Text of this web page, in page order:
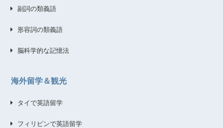
副詞の類義語
形容詞の類義語
脳科学的な記憶法
海外留学＆観光
タイで英語留学
フィリピンで英語留学